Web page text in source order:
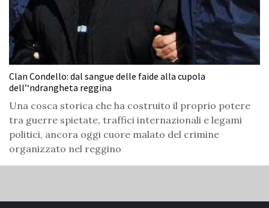
Clan Condello: dal sangue delle faide alla cupola
dell’‘ndrangheta reggina
Una cosca storica che ha costruito il proprio potere
tra guerre spietate, traffici internazionali e legami
politici, ancora oggi cuore malato del crimine
organizzato nel reggino